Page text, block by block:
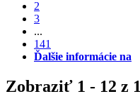
2
3
...
141
Ďalšie informácie na
Zobraziť 1 - 12 z